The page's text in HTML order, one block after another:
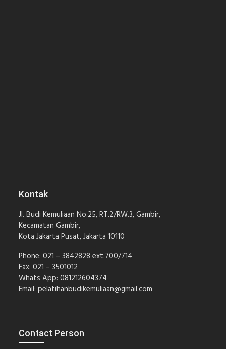
Kontak
Jl. Budi Kemuliaan No.25, RT.2/RW.3, Gambir,
Kecamatan Gambir,
Kota Jakarta Pusat, Jakarta 10110
Phone: 021 – 3842828 ext.700/714
Fax: 021 – 3501012
Whats App: 081212604374
Email:pelatihanbudikemuliaan@gmail.com
Contact Person